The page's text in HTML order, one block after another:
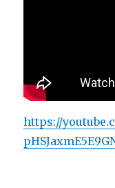
https://